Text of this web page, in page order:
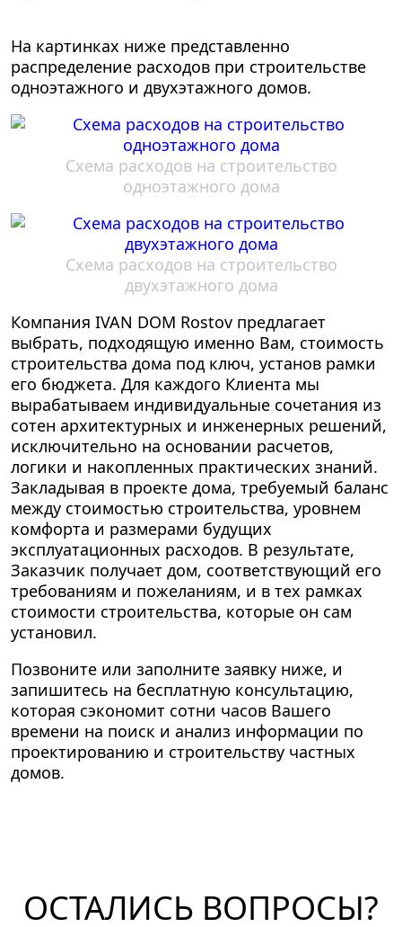
На картинках ниже представленно
распределение расходов при строительстве
одноэтажного и двухэтажного домов.
Схема расходов на строительство
одноэтажного дома
Схема расходов на строительство
двухэтажного дома
Компания IVAN DOM Rostov предлагает
выбрать, подходящую именно Вам, стоимость
строительства дома под ключ, установ рамки
его бюджета. Для каждого Клиента мы
вырабатываем индивидуальные сочетания из
сотен архитектурных и инженерных решений,
исключительно на основании расчетов,
логики и накопленных практических знаний.
Закладывая в проекте дома, требуемый баланс
между стоимостью строительства, уровнем
комфорта и размерами будущих
эксплуатационных расходов. В результате,
Заказчик получает дом, соответствующий его
требованиям и пожеланиям, и в тех рамках
стоимости строительства, которые он сам
установил.
Позвоните или заполните заявку ниже, и
запишитесь на бесплатную консультацию,
которая сэкономит сотни часов Вашего
времени на поиск и анализ информации по
проектированию и строительству частных
домов.
ОСТАЛИСЬ ВОПРОСЫ?